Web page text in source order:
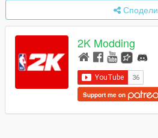
Сподели
2K Modding
Support me on